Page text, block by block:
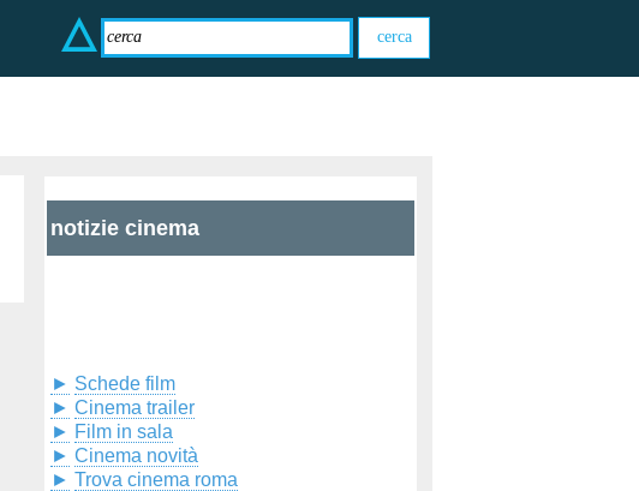
notizie cinema
► Schede film
► Cinema trailer
► Film in sala
► Cinema novità
► Trova cinema roma